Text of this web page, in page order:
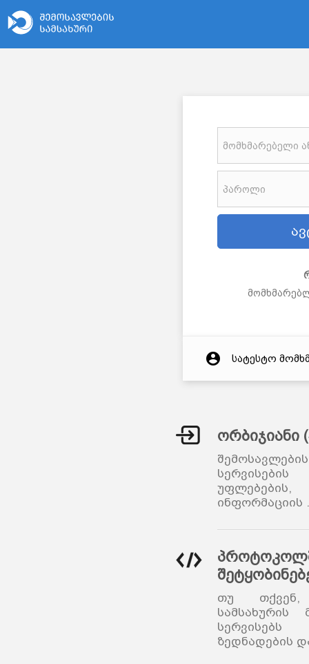
account_circle სატესტო
ორბიჯიანი
ინფორმაციის
თუ თქვენ,
სამსახურის
სერვისებს
ზედნადების